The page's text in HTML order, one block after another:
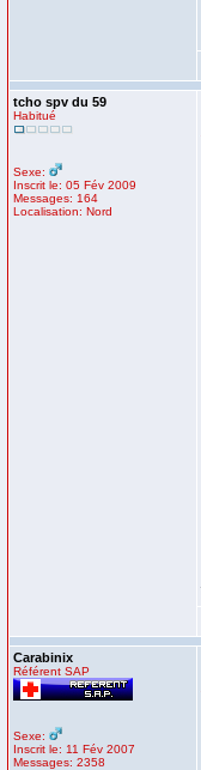
tcho spv du 59
Habitué
Sexe:
Inscrit le: 05 Fév 2009
Messages: 164
Localisation: Nord
Carabinix
Référent SAP
Sexe:
Inscrit le: 11 Fév 2007
Messages: 2358